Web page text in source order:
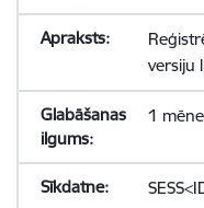
versiju
1